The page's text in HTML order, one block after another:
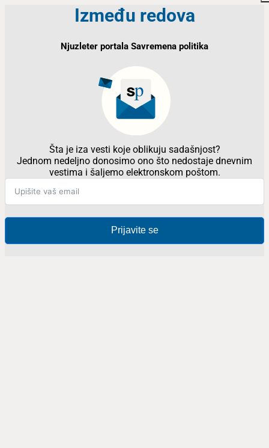
Između redova
Njuzleter portala Savremena politika
Šta je iza vesti koje oblikuju sadašnjost?
Jednom nedeljno donosimo ono što nedostaje dnevnim
vestima i šaljemo elektronskom poštom.
Prijavite se